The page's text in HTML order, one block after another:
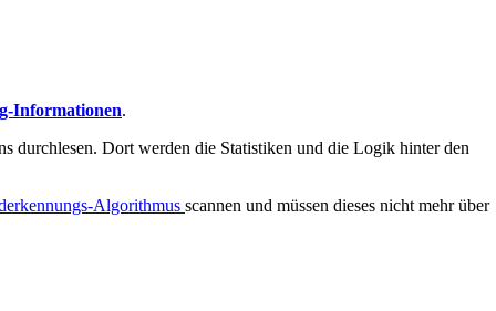
Informationen.
durchlesen. Dort werden die Statistiken und die Logik hinter den
Algorithmus scannen und müssen dieses nicht mehr über